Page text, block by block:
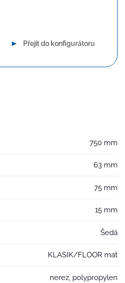
► Přejít do konfigurátoru
750 mm
63 mm
75 mm
15 mm
Šedá
KLASIK/FLOOR mat
nerez, polypropylen